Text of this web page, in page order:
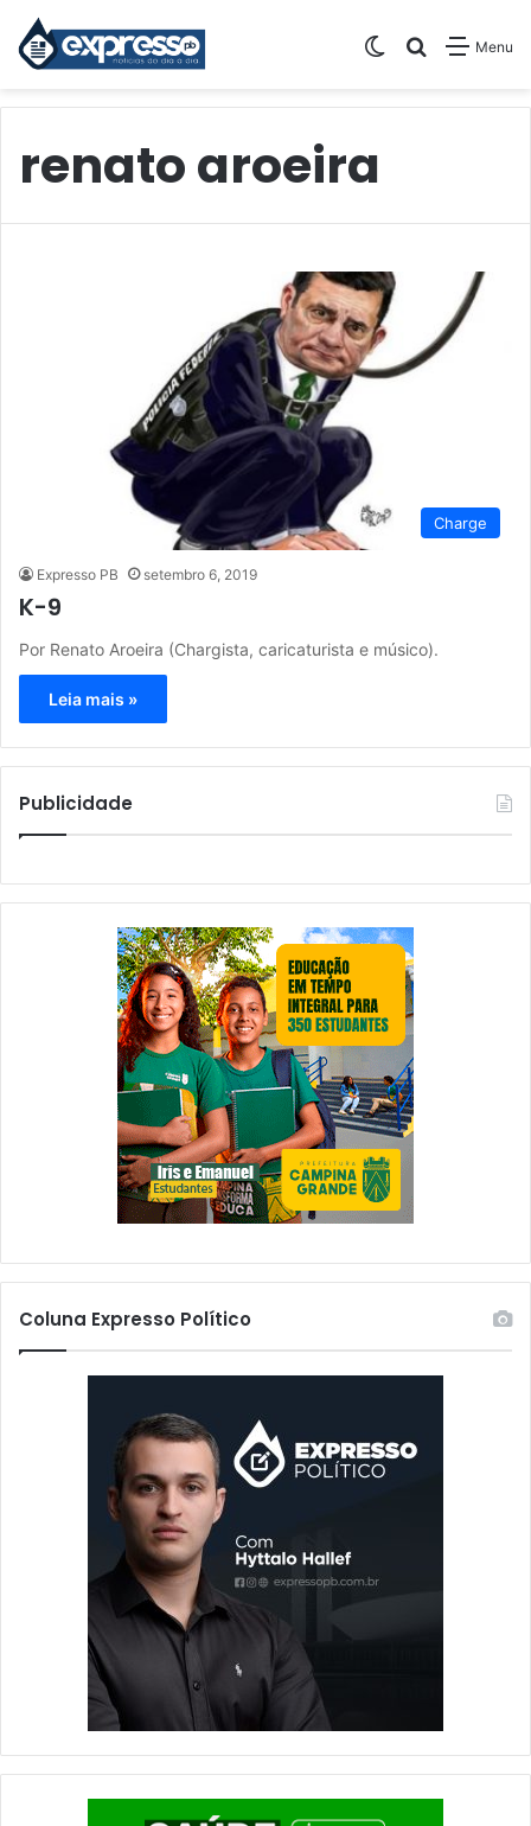
Menu
Pesquisar
Switch skin
renato aroeira
Charge
Expresso PB setembro 6, 2019
K-9
Por Renato Aroeira (Chargista, caricaturista e músico).
Leia mais »
Publicidade
Coluna Expresso Político